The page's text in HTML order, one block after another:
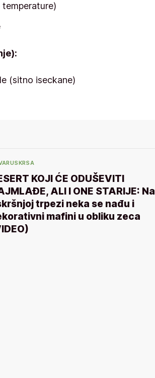
(sitno iseckane)
KOJI ĆE ODUŠEVITI
ALI I ONE STARIJE: Na
trpezi neka se nađu i
mafini u obliku zeca